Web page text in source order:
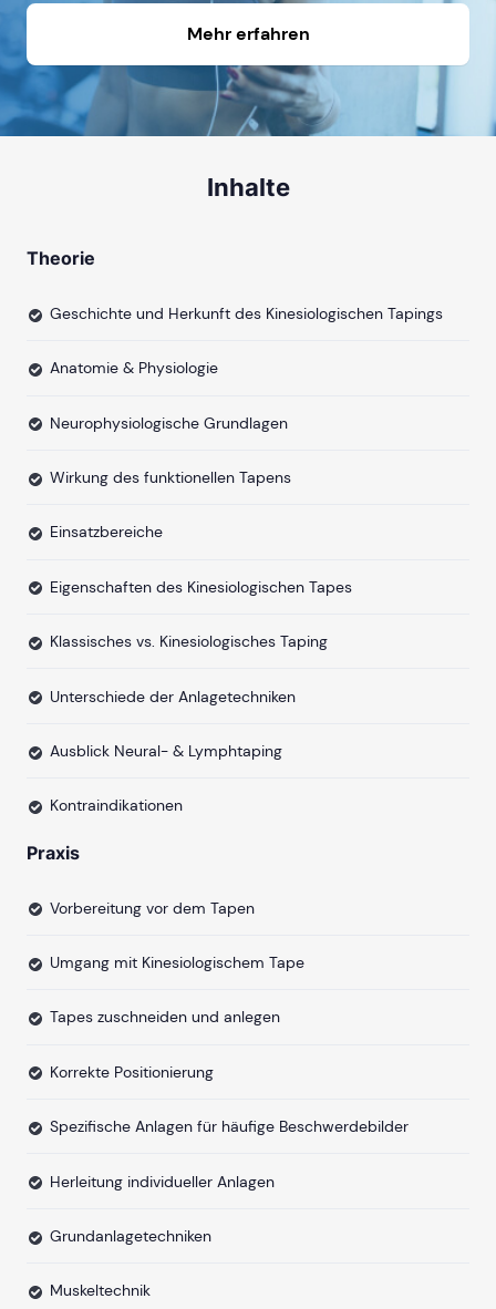
Mehr erfahren
Inhalte
Theorie
Geschichte und Herkunft des Kinesiologischen Tapings
Anatomie & Physiologie
Neurophysiologische Grundlagen
Wirkung des funktionellen Tapens
Einsatzbereiche
Eigenschaften des Kinesiologischen Tapes
Klassisches vs. Kinesiologisches Taping
Unterschiede der Anlagetechniken
Ausblick Neural- & Lymphtaping
Kontraindikationen
Praxis
Vorbereitung vor dem Tapen
Umgang mit Kinesiologischem Tape
Tapes zuschneiden und anlegen
Korrekte Positionierung
Spezifische Anlagen für häufige Beschwerdebilder
Herleitung individueller Anlagen
Grundanlagetechniken
Muskeltechnik